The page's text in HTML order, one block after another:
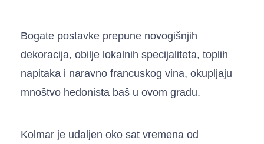
Bogate postavke prepune novogišnjih
dekoracija, obilje lokalnih specijaliteta, toplih
napitaka i naravno francuskog vina, okupljaju
mnoštvo hedonista baš u ovom gradu.
Kolmar je udaljen oko sat vremena od